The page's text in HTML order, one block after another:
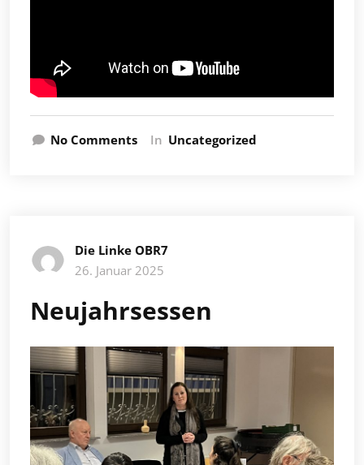
No Comments In Uncategorized
Die Linke OBR7
26. Januar 2025
Neujahrsessen